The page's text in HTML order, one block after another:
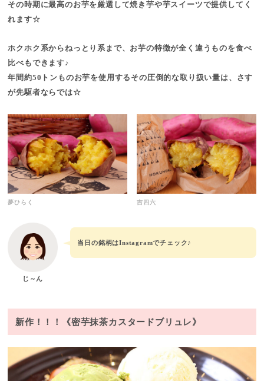
その時期に最高のお芋を厳選して焼き芋や芋スイーツで提供してく
れます☆
ホクホク系からねっとり系まで、お芋の特徴が全く違うものを食べ
比べもできます♪
年間約50トンものお芋を使用するその圧倒的な取り扱い量は、さす
が先駆者ならでは☆
夢ひらく 吉四六
じ～ん
当日の銘柄はInstagramでチェック♪
新作！！！《密芋抹茶カスタードブリュレ》